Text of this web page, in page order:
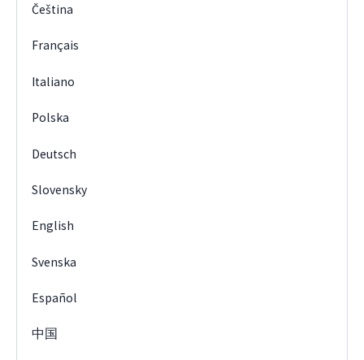
Čeština
Français
Italiano
Polska
Deutsch
Slovensky
English
Svenska
Español
中国